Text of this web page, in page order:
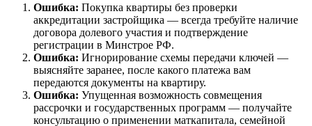
Ошибка: Покупка квартиры без проверки
аккредитации застройщика — всегда требуйте наличие
договора долевого участия и подтверждение
регистрации в Минстрое РФ.
Ошибка: Игнорирование схемы передачи ключей —
выясняйте заранее, после какого платежа вам
передаются документы на квартиру.
Ошибка: Упущенная возможность совмещения
рассрочки и государственных программ — получайте
консультацию о применении маткапитала, семейной